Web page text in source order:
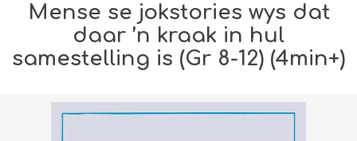
Mense se jokstories wys dat
daar ’n kraak in hul
samestelling is (Gr 8-12) (4min+)